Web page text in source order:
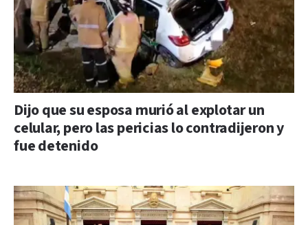
Dijo que su esposa murió al explotar un
celular, pero las pericias lo contradijeron y
fue detenido